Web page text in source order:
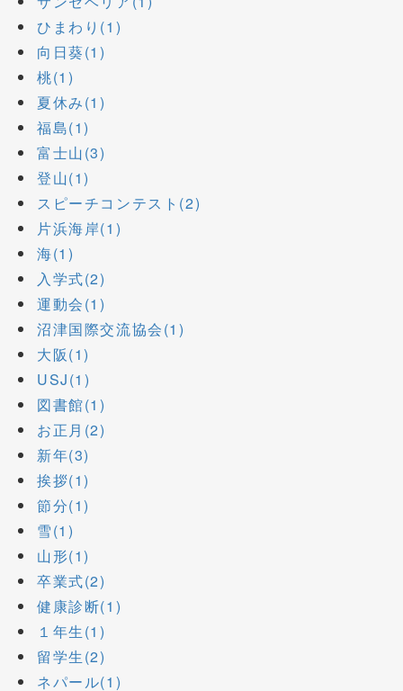
ひまわり(1)
向日葵(1)
桃(1)
夏休み(1)
福島(1)
富士山(3)
登山(1)
スピーチコンテスト(2)
片浜海岸(1)
海(1)
入学式(2)
運動会(1)
沼津国際交流協会(1)
大阪(1)
USJ(1)
図書館(1)
お正月(2)
新年(3)
挨拶(1)
節分(1)
雪(1)
山形(1)
卒業式(2)
健康診断(1)
１年生(1)
留学生(2)
ネパール(1)